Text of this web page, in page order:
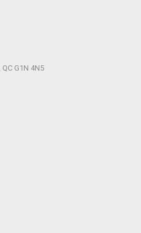
G1N 4N5